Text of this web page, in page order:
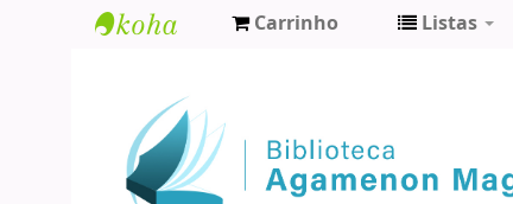
Agamenon
Magalhães
Carrinho Listas